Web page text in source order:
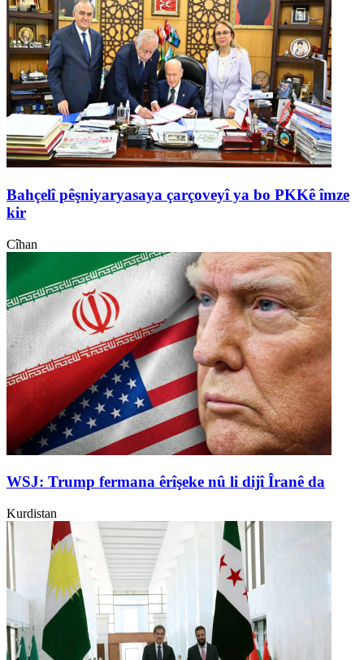
Bahçelî pêşniyaryasaya çarçoveyî ya bo PKKê îmze
kir
Cîhan
WSJ: Trump fermana êrîşeke nû li dijî Îranê da
Kurdistan